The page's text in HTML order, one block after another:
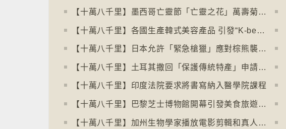
【十萬八千里】墨西哥亡靈節「亡靈之花」萬壽菊失收
【十萬八千里】各國生產韓式美容產品 引發“K-beauty”定義討論
【十萬八千里】日本允許「緊急槍獵」應對棕熊襲擊人類事件急增
【十萬八千里】土耳其撒回「保護傳統特產」申請德國烤肉多樣性獲保護
【十萬八千里】印度法院要求將書寫納入醫學院課程
【十萬八千里】巴黎芝士博物館開幕引發美食旅遊熱潮
【十萬八千里】加州生物學家播放電影剪輯和真人聲音驅狼